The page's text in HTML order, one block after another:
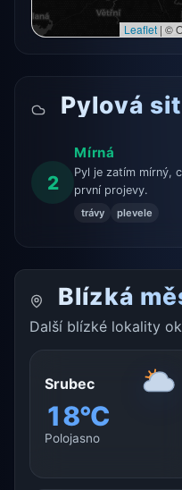
Leaflet | ©
Pylová
2
Mírná
Pyl je zatím mírný,
první projevy.
trávy plevele
Blízká
Další blízké lokality
Srubec
18°C
Polojasno